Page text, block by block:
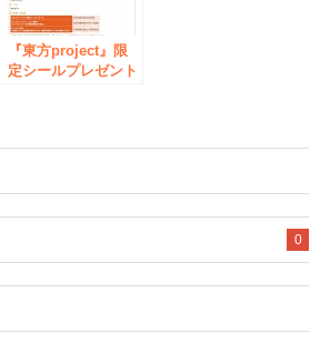
ニメショップ「アニ
メイト」 全国17店
舗にて販売が決定！
『東方project』限
定シールプレゼント
100回記念をお祝い
マーケティング株式
0